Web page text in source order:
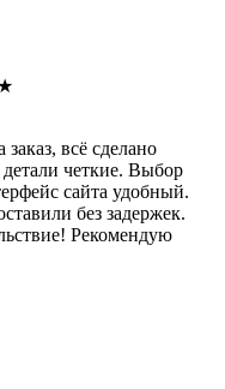
всё сделано
четкие. Выбор
сайта удобный.
без задержек.
Рекомендую